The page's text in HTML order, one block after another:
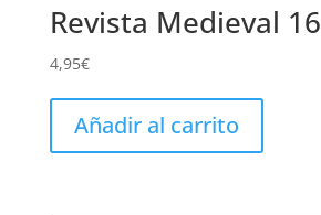
Revista Medieval 16
4,95€
Añadir al carrito